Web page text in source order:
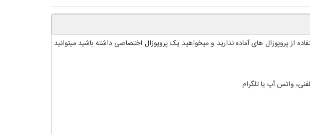
از پروپوزال های آماده ندارید و میخواهید یک پروپوزال اختصاصی داشته باشید میتوانید